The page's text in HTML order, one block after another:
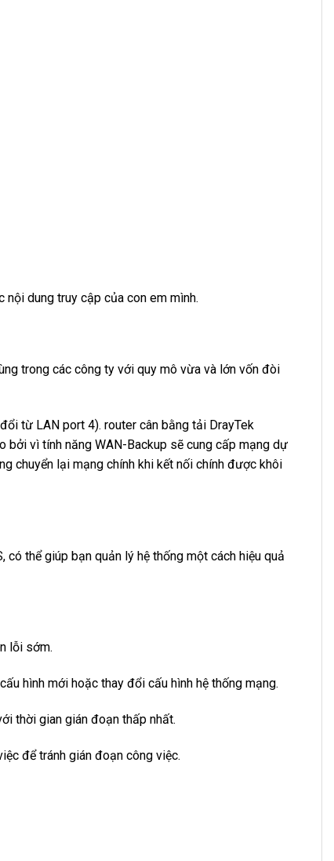
dung truy cập của con em mình.
trong các công ty với quy mô vừa và lớn vốn đòi
từ LAN port 4). router cân bằng tải DrayTek
vì tính năng WAN-Backup sẽ cung cấp mạng dự
chuyển lại mạng chính khi kết nối chính được khôi
thể giúp bạn quản lý hệ thống một cách hiệu quả
lỗi sớm.
hình mới hoặc thay đổi cấu hình hệ thống mạng.
thời gian gián đoạn thấp nhất.
để tránh gián đoạn công việc.